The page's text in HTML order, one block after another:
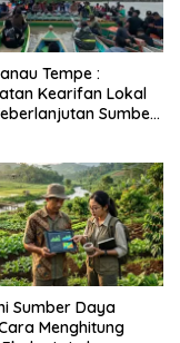
Tempe :
Kearifan Lokal
Sumber
Sumber Daya
Menghitung